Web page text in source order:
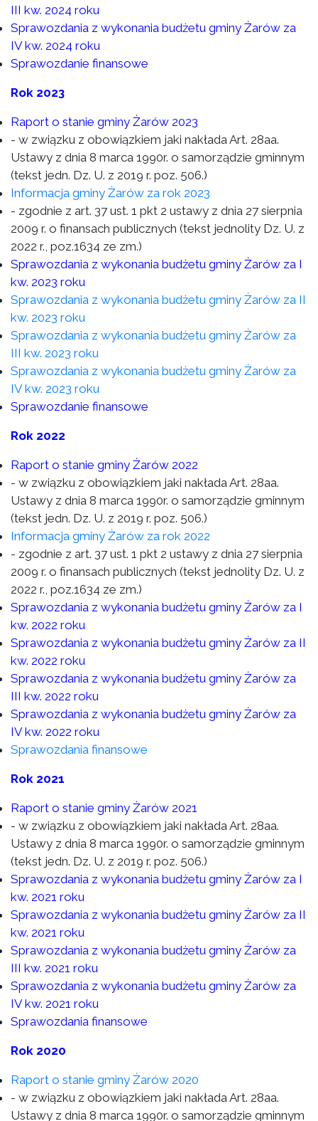
III kw. 2024 roku
Sprawozdania z wykonania budżetu gminy Żarów za
IV kw. 2024 roku
Sprawozdanie finansowe
Rok 2023
Raport o stanie gminy Żarów 2023
- w związku z obowiązkiem jaki nakłada Art. 28aa.
Ustawy z dnia 8 marca 1990r. o samorządzie gminnym
(tekst jedn. Dz. U. z 2019 r. poz. 506.)
Informacja gminy Żarów za rok 2023
- zgodnie z art. 37 ust. 1 pkt 2 ustawy z dnia 27 sierpnia
2009 r. o finansach publicznych (tekst jednolity Dz. U. z
2022 r., poz.1634 ze zm.)
Sprawozdania z wykonania budżetu gminy Żarów za I
kw. 2023 roku
Sprawozdania z wykonania budżetu gminy Żarów za II
kw. 2023 roku
Sprawozdania z wykonania budżetu gminy Żarów za
III kw. 2023 roku
Sprawozdania z wykonania budżetu gminy Żarów za
IV kw. 2023 roku
Sprawozdanie finansowe
Rok 2022
Raport o stanie gminy Żarów 2022
- w związku z obowiązkiem jaki nakłada Art. 28aa.
Ustawy z dnia 8 marca 1990r. o samorządzie gminnym
(tekst jedn. Dz. U. z 2019 r. poz. 506.)
Informacja gminy Żarów za rok 2022
- zgodnie z art. 37 ust. 1 pkt 2 ustawy z dnia 27 sierpnia
2009 r. o finansach publicznych (tekst jednolity Dz. U. z
2022 r., poz.1634 ze zm.)
Sprawozdania z wykonania budżetu gminy Żarów za I
kw. 2022 roku
Sprawozdania z wykonania budżetu gminy Żarów za II
kw. 2022 roku
Sprawozdania z wykonania budżetu gminy Żarów za
III kw. 2022 roku
Sprawozdania z wykonania budżetu gminy Żarów za
IV kw. 2022 roku
Sprawozdania finansowe
Rok 2021
Raport o stanie gminy Żarów 2021
- w związku z obowiązkiem jaki nakłada Art. 28aa.
Ustawy z dnia 8 marca 1990r. o samorządzie gminnym
(tekst jedn. Dz. U. z 2019 r. poz. 506.)
Sprawozdania z wykonania budżetu gminy Żarów za I
kw. 2021 roku
Sprawozdania z wykonania budżetu gminy Żarów za II
kw. 2021 roku
Sprawozdania z wykonania budżetu gminy Żarów za
III kw. 2021 roku
Sprawozdania z wykonania budżetu gminy Żarów za
IV kw. 2021 roku
Sprawozdania finansowe
Rok 2020
Raport o stanie gminy Żarów 2020
- w związku z obowiązkiem jaki nakłada Art. 28aa.
Ustawy z dnia 8 marca 1990r. o samorządzie gminnym